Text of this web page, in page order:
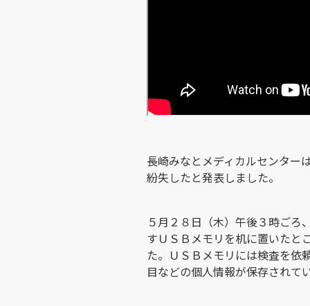
長崎みなとメディカルセンター
紛失したと発表しました。
５月２８日（木）午後３時ごろ
すＵＳＢメモリを机に置いたと
た。ＵＳＢメモリには検査を依
目などの個人情報が保存されて